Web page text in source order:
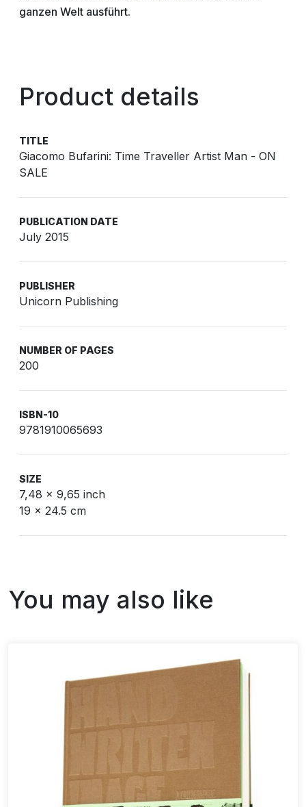
ganzen Welt ausführt.
Product details
TITLE
Giacomo Bufarini: Time Traveller Artist Man - ON
SALE
PUBLICATION DATE
July 2015
PUBLISHER
Unicorn Publishing
NUMBER OF PAGES
200
ISBN-10
9781910065693
SIZE
7,48 x 9,65 inch
19 x 24.5 cm
You may also like